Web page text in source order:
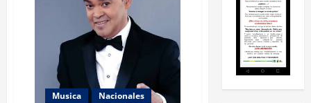
Musica
Nacionales